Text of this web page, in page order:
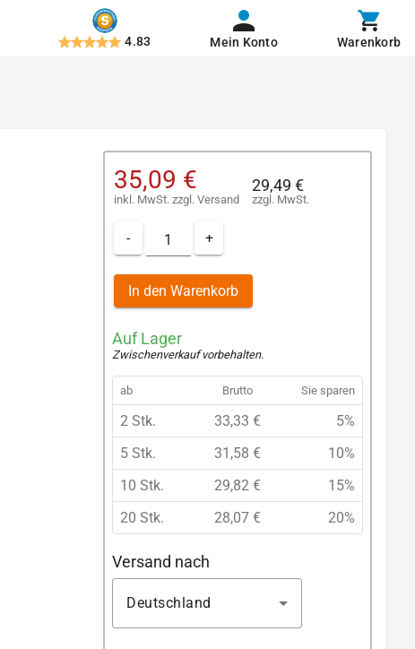
4.83 Mein Konto Warenkorb
35,09 €
inkl. MwSt. zzgl. Versand
29,49 €
zzgl. MwSt.
- +
In den Warenkorb
Auf Lager
Zwischenverkauf vorbehalten.
ab Brutto Sie sparen
2 Stk. 33,33 €
5%
5 Stk.
31,58 €
10%
10 Stk.
29,82 €
15%
20 Stk.
28,07 € 20%
Versand nach
Deutschland